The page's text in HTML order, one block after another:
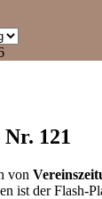
121
von
ist der Flash-